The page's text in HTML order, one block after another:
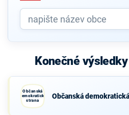
Konečné
Občanská
demokratická
strana
Občanská